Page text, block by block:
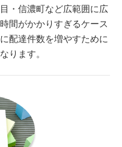
・信濃町など広範囲に広
間がかかりすぎるケース
配達件数を増やすために
ります。